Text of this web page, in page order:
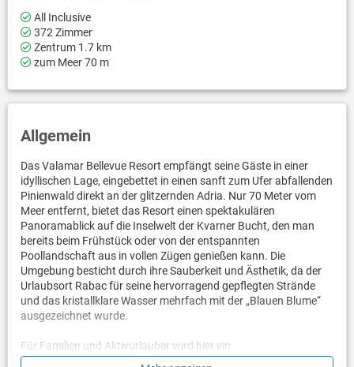
All Inclusive
372 Zimmer
Zentrum 1.7 km
zum Meer 70 m
Allgemein
Das Valamar Bellevue Resort empfängt seine Gäste in einer
idyllischen Lage, eingebettet in einen sanft zum Ufer abfallenden
Pinienwald direkt an der glitzernden Adria. Nur 70 Meter vom
Meer entfernt, bietet das Resort einen spektakulären
Panoramablick auf die Inselwelt der Kvarner Bucht, den man
bereits beim Frühstück oder von der entspannten
Poollandschaft aus in vollen Zügen genießen kann. Die
Umgebung besticht durch ihre Sauberkeit und Ästhetik, da der
Urlaubsort Rabac für seine hervorragend gepflegten Strände
und das kristallklare Wasser mehrfach mit der „Blauen Blume“
ausgezeichnet wurde.
Für Familien und Aktivurlauber wird hier ein
abwechslungsreiches Programm geboten, das keine Wünsche